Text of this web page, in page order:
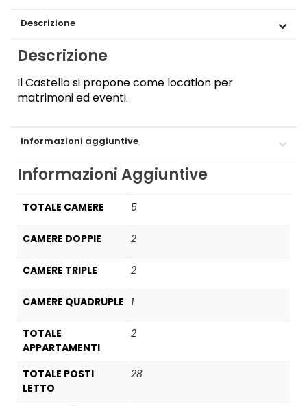
Descrizione
Descrizione
Il Castello si propone come location per
matrimoni ed eventi.
Informazioni aggiuntive
Informazioni Aggiuntive
TOTALE CAMERE 5
CAMERE DOPPIE 2
CAMERE TRIPLE 2
CAMERE QUADRUPLE 1
TOTALE
APPARTAMENTI
2
TOTALE POSTI
LETTO
28